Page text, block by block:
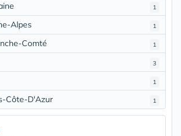
1
1
Alpes
1
Comté
3
1
1
Côte-D'Azur